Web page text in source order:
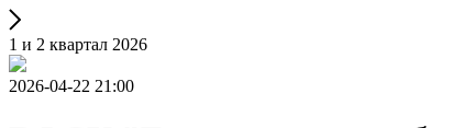
1 и 2 квартал 2026
2026-04-22 21:00